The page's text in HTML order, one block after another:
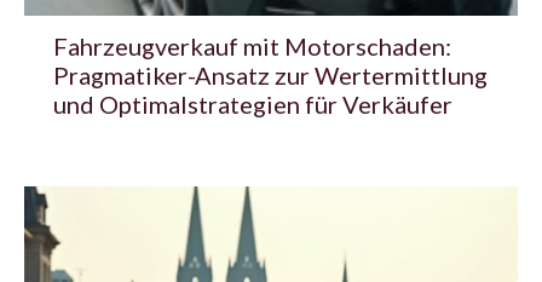
Fahrzeugverkauf mit Motorschaden:
Pragmatiker-Ansatz zur Wertermittlung
und Optimalstrategien für Verkäufer